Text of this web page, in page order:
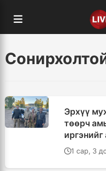
Эрхүү
төөрч
иргэнийг
1 сар, 3